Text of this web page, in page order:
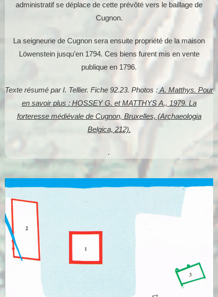
administratif se déplace de cette prévôté vers le baillage de
Cugnon.
La seigneurie de Cugnon sera ensuite propriété de la maison
Löwenstein jusqu’en 1794. Ces biens furent mis en vente
publique en 1796.
Texte résumé par I. Tellier. Fiche 92.23. Photos : A. Matthys. Pour
en savoir plus : HOSSEY G. et MATTHYS A., 1979. La
forteresse médiévale de Cugnon, Bruxelles, (Archaeologia
Belgica, 212).
.